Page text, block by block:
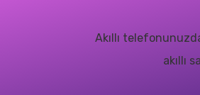
Akıllı
akıllı